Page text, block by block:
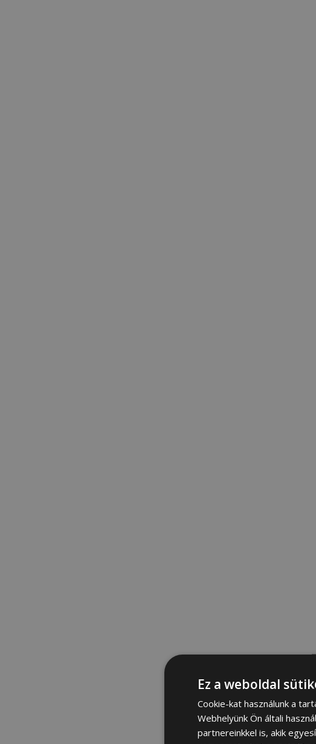
Ez a weboldal
Cookie-kat használunk a
Webhelyünk Ön általi
partnereinkkel is, akik